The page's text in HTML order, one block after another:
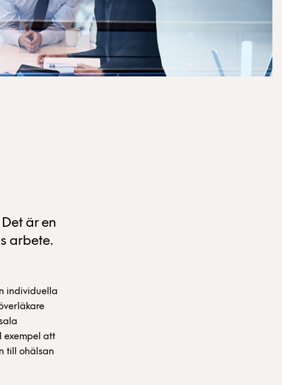
är en
arbete.
individuella
exempel att
till ohälsan